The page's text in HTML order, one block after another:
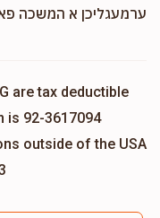
ערמעגליכן א המשכה
are tax deductible
is 92-3617094
outside of the USA